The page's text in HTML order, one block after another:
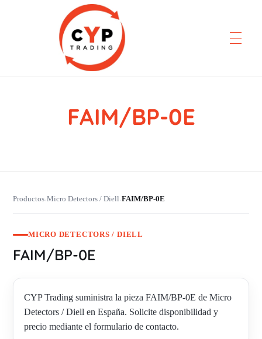
CYP Trading
Professionelle ErsatzteilbeschaffungFAIM/BP-0E
Productos›Micro Detectors / Diell›FAIM/BP-0E
MICRO DETECTORS / DIELL
FAIM/BP-0E
CYP Trading suministra la pieza FAIM/BP-0E de Micro
Detectors / Diell en España. Solicite disponibilidad y
precio mediante el formulario de contacto.